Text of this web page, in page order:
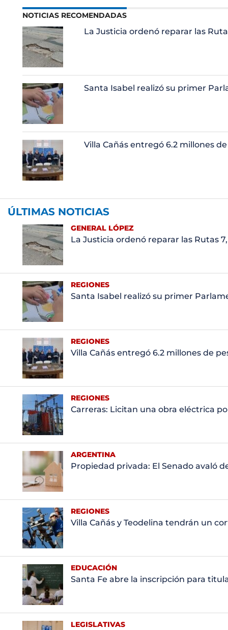
NOTICIAS RECOMENDADAS
La Justicia ordenó reparar las
Santa Isabel realizó su primer
Villa Cañás entregó 6.2 millones
ÚLTIMAS NOTICIAS
GENERAL LÓPEZ
La Justicia ordenó reparar las Rutas 7,
REGIONES
Santa Isabel realizó su primer
REGIONES
Villa Cañás entregó 6.2 millones de
REGIONES
Carreras: Licitan una obra eléctrica
ARGENTINA
Propiedad privada: El Senado avaló
REGIONES
Villa Cañás y Teodelina tendrán un
EDUCACIÓN
Santa Fe abre la inscripción para
LEGISLATIVAS